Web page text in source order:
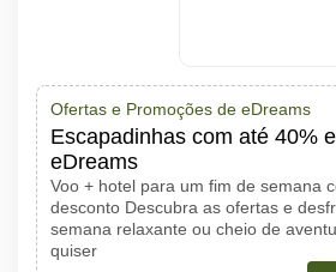
Ofertas e Promoções de eDreams
Escapadinhas com até 40%
eDreams
Voo + hotel para um fim de semana
desconto Descubra as ofertas e
semana relaxante ou cheio de
quiser